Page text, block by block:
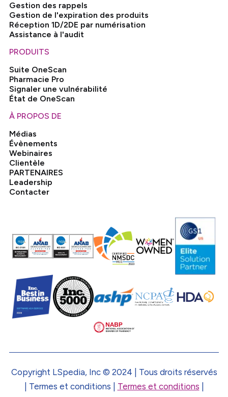
Gestion des rappels
Gestion de l'expiration des produits
Réception 1D/2DE par numérisation
Assistance à l'audit
PRODUITS
Suite OneScan
Pharmacie Pro
Signaler une vulnérabilité
État de OneScan
À PROPOS DE
Médias
Évènements
Webinaires
Clientèle
PARTENAIRES
Leadership
Contacter
Copyright LSpedia, Inc © 2024 | Tous droits réservés
| Termes et conditions | Termes et conditions